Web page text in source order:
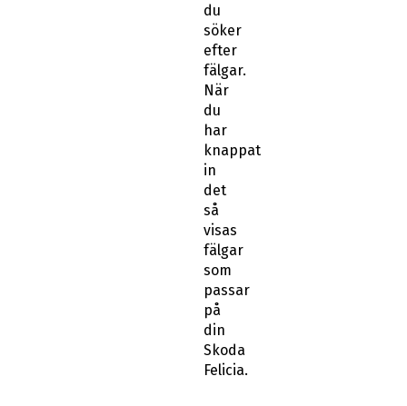
du
söker
efter
fälgar.
När
du
har
knappat
in
det
så
visas
fälgar
som
passar
på
din
Skoda
Felicia.